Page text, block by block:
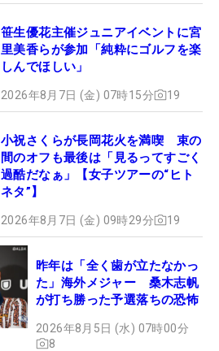
笹生優花主催ジュニアイベントに宮
里美香らが参加「純粋にゴルフを楽
しんでほしい」
2026年8月7日 (金) 07時15分 19
小祝さくらが長岡花火を満喫 束の
間のオフも最後は「見るってすごく
過酷だなぁ」【女子ツアーの“ヒト
ネタ”】
2026年8月7日 (金) 09時29分 19
昨年は「全く歯が立たなかっ
た」海外メジャー 桑木志帆
が打ち勝った予選落ちの恐怖
2026年8月5日 (水) 07時00分
8